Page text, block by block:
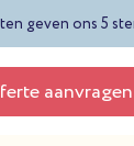
geven ons 5
aanvragen